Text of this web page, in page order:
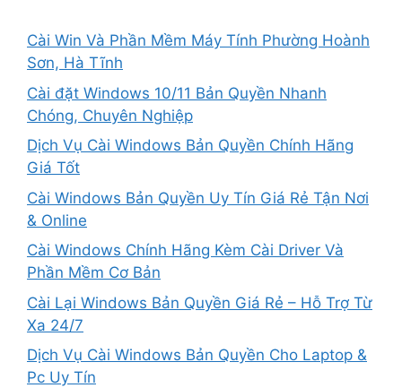
Cài Win Và Phần Mềm Máy Tính Phường Hoành
Sơn, Hà Tĩnh
Cài đặt Windows 10/11 Bản Quyền Nhanh
Chóng, Chuyên Nghiệp
Dịch Vụ Cài Windows Bản Quyền Chính Hãng
Giá Tốt
Cài Windows Bản Quyền Uy Tín Giá Rẻ Tận Nơi
& Online
Cài Windows Chính Hãng Kèm Cài Driver Và
Phần Mềm Cơ Bản
Cài Lại Windows Bản Quyền Giá Rẻ – Hỗ Trợ Từ
Xa 24/7
Dịch Vụ Cài Windows Bản Quyền Cho Laptop &
Pc Uy Tín